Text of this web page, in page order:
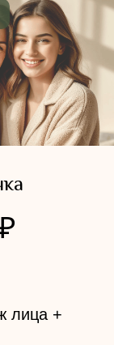
лица +